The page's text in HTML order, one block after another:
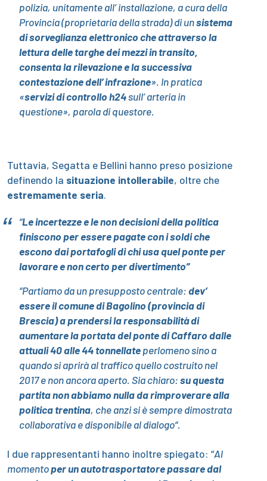
polizia, unitamente all’ installazione, a cura della
Provincia (proprietaria della strada) di unsistema
di sorveglianza elettronico che attraverso la
lettura delle targhe dei mezzi in transito,
consenta la rilevazione e la successiva
contestazione dell’ infrazione». In pratica
«servizi di controllo h24sull’ arteria in
questione», parola di questore.
Tuttavia, Segatta e Bellini hanno preso posizione
definendo la situazione intollerabile, oltre che
estremamente seria.
“Le incertezze e le non decisioni della politica
finiscono per essere pagate con i soldi che
escono dai portafogli di chi usa quel ponte per
lavorare e non certo per divertimento”
“Partiamo da un presupposto centrale:dev’
essere il comune di Bagolino (provincia di
Brescia) a prendersi la responsabilità di
aumentare la portata del ponte di Caffaro dalle
attuali 40 alle 44 tonnellateperlomeno sino a
quando si aprirà al traffico quello costruito nel
2017 e non ancora aperto. Sia chiaro:su questa
partita non abbiamo nulla da rimproverare alla
politicatrentina, che anzi si è sempre dimostrata
collaborativa e disponibile al dialogo“.
I due rappresentanti hanno inoltre spiegato: “Al
momentoper un autotrasportatore passare dal